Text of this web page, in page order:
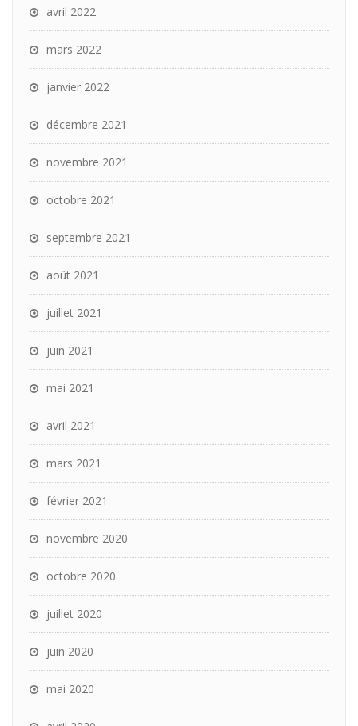
avril 2022
mars 2022
janvier 2022
décembre 2021
novembre 2021
octobre 2021
septembre 2021
août 2021
juillet 2021
juin 2021
mai 2021
avril 2021
mars 2021
février 2021
novembre 2020
octobre 2020
juillet 2020
juin 2020
mai 2020